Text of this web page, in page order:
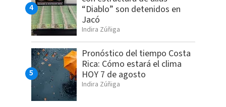
“Diablo” son detenidos en
Jacó
Indira Zúñiga
Pronóstico del tiempo Costa
Rica: Cómo estará el clima
HOY 7 de agosto
Indira Zúñiga